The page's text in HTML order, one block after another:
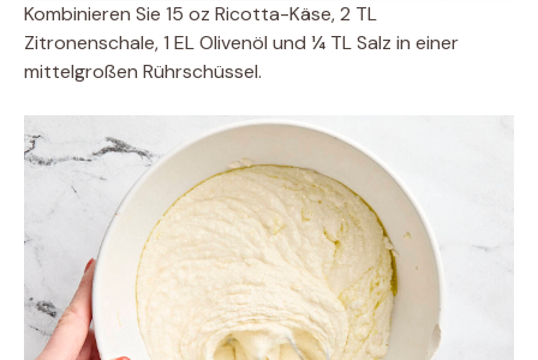
Kombinieren Sie 15 oz Ricotta-Käse, 2 TL
Zitronenschale, 1 EL Olivenöl und ¼ TL Salz in einer
mittelgroßen Rührschüssel.